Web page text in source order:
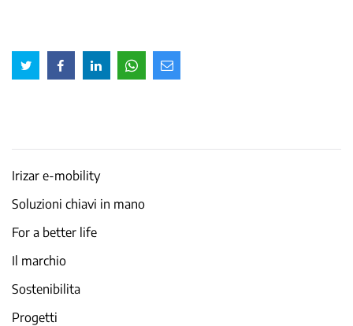
Irizar e-mobility
Soluzioni chiavi in mano
For a better life
Il marchio
Sostenibilita
Progetti